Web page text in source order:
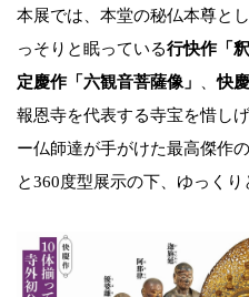
本展では、本堂の秘仏本尊と
っそりと眠っている行快作「
定慶作「六観音菩薩像」
、快
報恩寺を代表する寺宝を惜し
ー仏師達が手がけた最高傑作
と360度型展示の下、ゆっくり